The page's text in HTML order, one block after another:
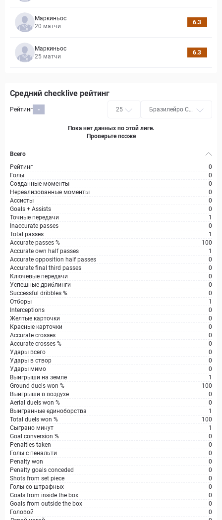
Маркиньос
20 матчи
6.3
Маркиньос
25 матчи
6.3
Средний checklive рейтинг
Рейтинг - 25
Бразилейро Се
Пока нет данных по этой лиге.
Проверьте позже
Всего
Рейтинг
0
Голы
0
Созданные моменты
0
Нереализованные моменты
0
Ассисты
0
Goals + Assists
0
Точные передачи
1
Inaccurate passes
0
Total passes
1
Accurate passes %
100
Accurate own half passes
1
Accurate opposition half passes
0
Accurate final third passes
0
Ключевые передачи
0
Успешные дриблинги
0
Successful dribbles %
0
Отборы
1
Interceptions
0
Желтые карточки
0
Красные карточки
0
Accurate crosses
0
Accurate crosses %
0
Удары всего
0
Удары в створ
0
Удары мимо
0
Выигрыши на земле
1
Ground duels won %
100
Выигрыши в воздухе
0
Aerial duels won %
0
Выигранные единоборства
1
Total duels won %
100
Сыграно минут
1
Goal conversion %
0
Penalties taken
0
Голы с пенальти
0
Penalty won
0
Penalty goals conceded
0
Shots from set piece
0
Голы со штрафных
0
Goals from inside the box
0
Goals from outside the box
0
Головой
0